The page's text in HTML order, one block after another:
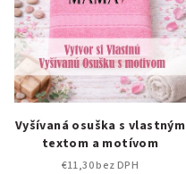
Vyšívaná osuška s vlastným
textom a motívom
€11,30 bez DPH